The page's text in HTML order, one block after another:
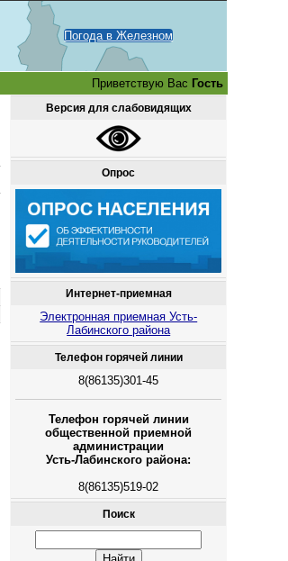
Погода в Железном
Приветствую Вас Гость
Версия для слабовидящих
Опрос
Интернет-приемная
Электронная приемная Усть-
Лабинского района
Телефон горячей линии
8(86135)301-45
Телефон горячей линии
общественной приемной
администрации
Усть-Лабинского района:
8(86135)519-02
Поиск